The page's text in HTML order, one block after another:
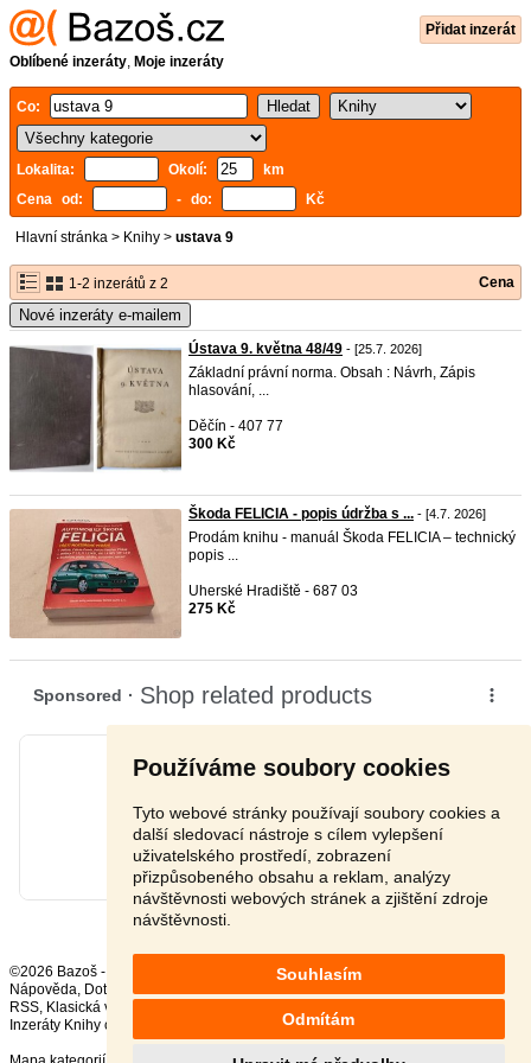
Používáme soubory cookies
Tyto webové stránky používají soubory cookies a
další sledovací nástroje s cílem vylepšení
uživatelského prostředí, zobrazení
přizpůsobeného obsahu a reklam, analýzy
návštěvnosti webových stránek a zjištění zdroje
návštěvnosti.
Souhlasím
Odmítám
Přidat inzerát
Oblíbené inzeráty, Moje inzeráty
Co:
Lokalita: Okolí:
km
Cena od:
- do: Kč
Hlavní stránka > Knihy > ustava 9
1-2 inzerátů z 2 Cena
Nové inzeráty e-mailem
Ústava 9. května 48/49 - [25.7. 2026]
Základní právní norma. Obsah : Návrh, Zápis
hlasování, ...
Děčín - 407 77
300 Kč
Škoda FELICIA - popis údržba s ... - [4.7. 2026]
Prodám knihu - manuál Škoda FELICIA – technický
popis ...
Uherské Hradiště - 687 03
275 Kč
©2026 Bazoš -
Nápověda, Dotazy ,
,
RSS,
Inzeráty Knihy celkem:
, za 24 hodin:615